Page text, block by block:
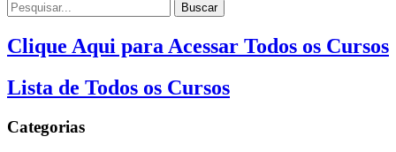
Buscar
Clique Aqui para Acessar Todos os Cursos
Lista de Todos os Cursos
Categorias